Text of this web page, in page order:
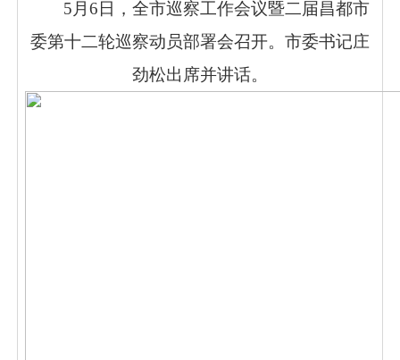
5月6日，全市巡察工作会议暨二届昌都市
委第十二轮巡察动员部署会召开。市委书记庄
劲松出席并讲话。